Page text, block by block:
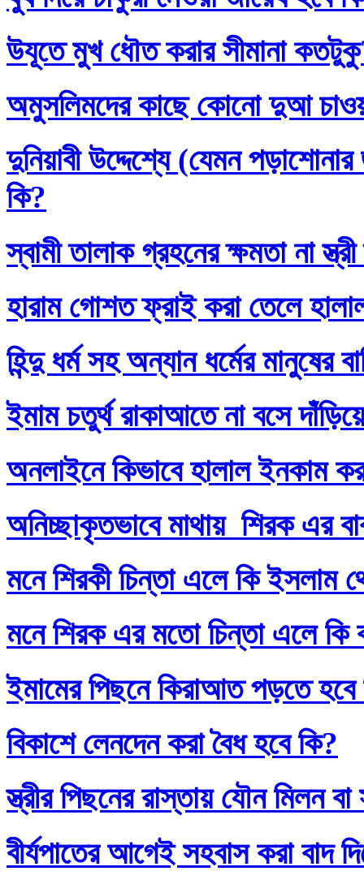
উযূতে মুখ ধৌত করার সীমানা
অমুসলিমদের কাছে কোনো দুআ
দুনিয়াবী উদ্দেশ্যে (যেমন
কি?
স্বামী তালাক গ্রহনের ক্ষমতা না
হারাম গোশত ফ্রাই করা তেলে
হিন্দু ধর্ম সহ অন্যান ধর্মের মানুষের
ইমাম চতুর্থ রাকাআতে না বসে
অনলাইনে কিভাবে হালাল ইনকাম
অনিচ্ছাকৃতভাবে মাথায় শিরক এর
মনে শিরকী চিন্তা এলে কি ইসলাম
মনে শিরক এর মতো চিন্তা এলে কি
ইমামের পিছনে কিরাআত পড়তে হবে
বিকাশে লেনদেন করা বৈধ হবে কি?
স্ত্রীর পিছনের রাস্তায় যৌন মিলন
বীর্যপাতের আগেই সহবাস করা বাদ